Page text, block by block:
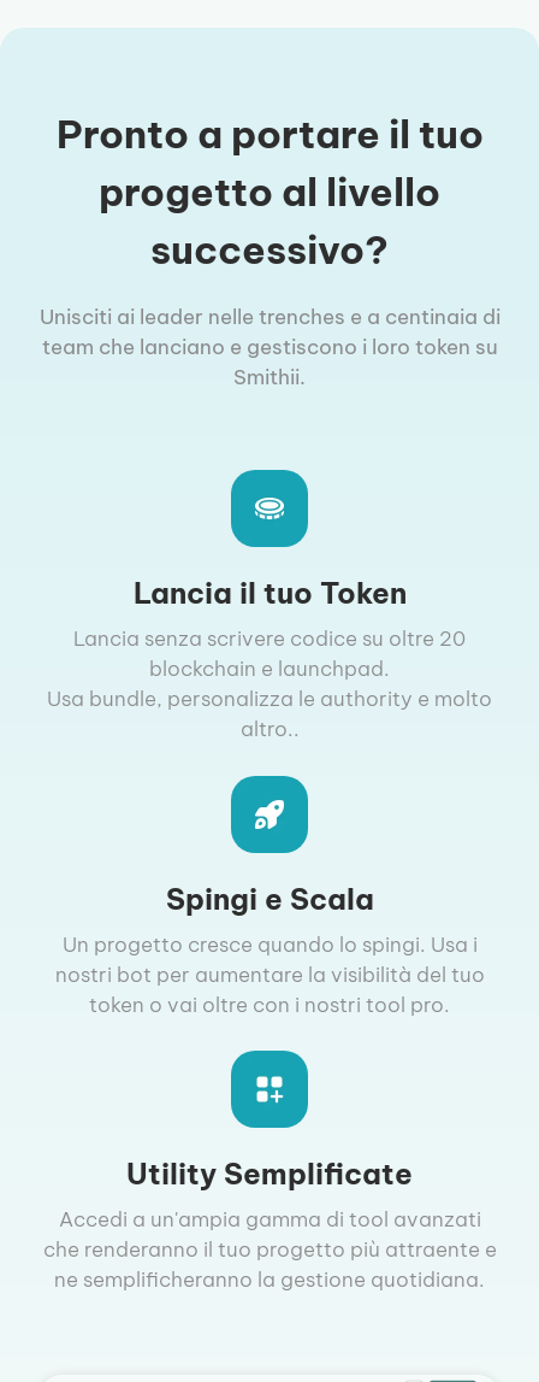
Pronto a portare il tuo
progetto al livello
successivo?
Unisciti ai leader nelle trenches e a centinaia di
team che lanciano e gestiscono i loro token su
Smithii.
Lancia il tuo Token
Lancia senza scrivere codice su oltre 20
blockchain e launchpad.
Usa bundle, personalizza le authority e molto
altro..
Spingi e Scala
Un progetto cresce quando lo spingi. Usa i
nostri bot per aumentare la visibilità del tuo
token o vai oltre con i nostri tool pro.
Utility Semplificate
Accedi a un'ampia gamma di tool avanzati
che renderanno il tuo progetto più attraente e
ne semplificheranno la gestione quotidiana.